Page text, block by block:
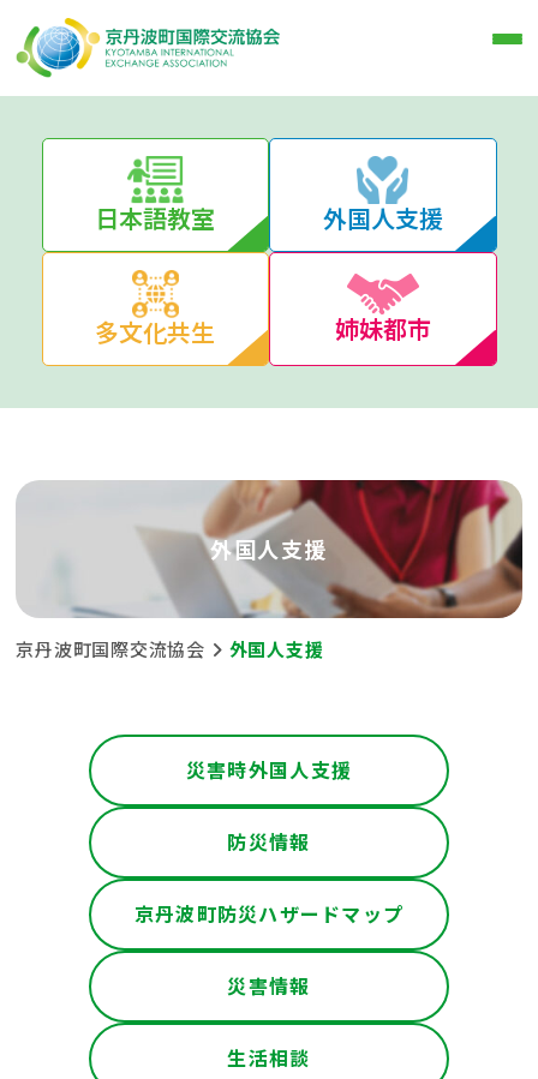
日本語教室 外国人支援
多文化共生 姉妹都市
外国人支援
京丹波町国際交流協会 外国人支援
災害時外国人支援
防災情報
京丹波町防災ハザードマップ
災害情報
生活相談